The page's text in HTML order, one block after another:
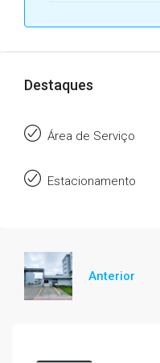
Destaques
Área de Serviço
Estacionamento
Anterior